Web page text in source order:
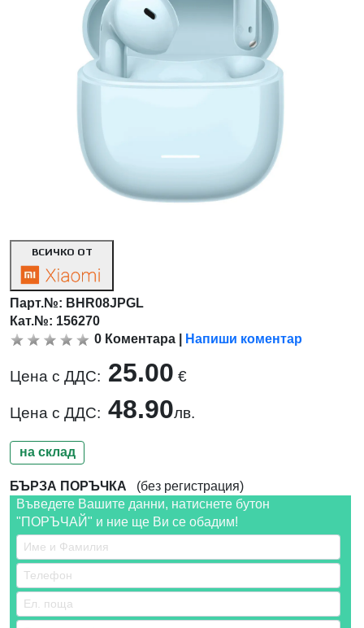
ВСИЧКО ОТ
Парт.№: BHR08JPGL
Кат.№: 156270
0 Коментара Напиши коментар
Цена с ДДС: 25.00 €
Цена с ДДС: 48.90лв.
на склад
БЪРЗА ПОРЪЧКА (без регистрация)
Въведете Вашите данни, натиснете бутон
"ПОРЪЧАЙ" и ние ще Ви се обадим!